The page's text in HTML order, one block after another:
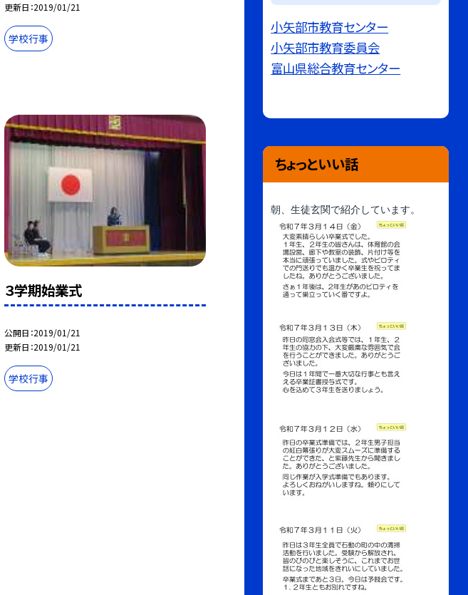
更新日 2019/01/21
学校行事
３学期始業式
公開日 2019/01/21
更新日 2019/01/21
学校行事
小矢部市教育センター
小矢部市教育委員会
富山県総合教育センター
ちょっといい話
朝、生徒玄関で紹介しています。